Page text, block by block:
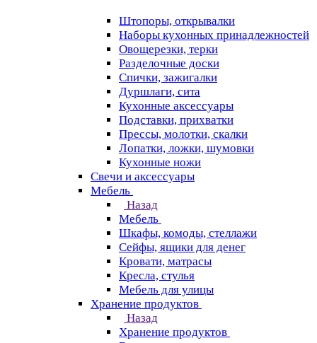
Штопоры, открывалки
Наборы кухонных принадлежностей
Овощерезки, терки
Разделочные доски
Спички, зажигалки
Дуршлаги, сита
Кухонные аксессуары
Подставки, прихватки
Прессы, молотки, скалки
Лопатки, ложки, шумовки
Кухонные ножи
Свечи и аксессуары
Мебель
Назад
Мебель
Шкафы, комоды, стеллажи
Сейфы, ящики для денег
Кровати, матрасы
Кресла, стулья
Мебель для улицы
Хранение продуктов
Назад
Хранение продуктов